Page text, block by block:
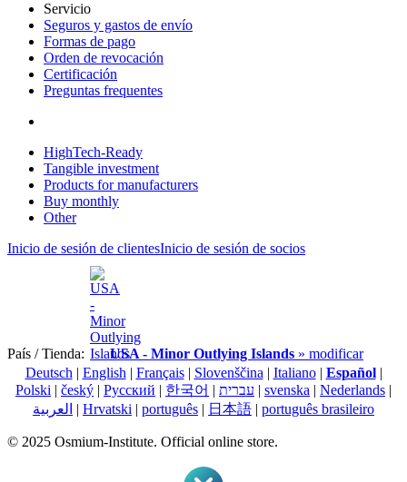
Servicio
Seguros y gastos de envío
Formas de pago
Orden de revocación
Certificación
Preguntas frequentes
HighTech-Ready
Tangible investment
Products for manufacturers
Buy monthly
Other
Inicio de sesión de clientesInicio de sesión de socios
País / Tienda: USA - Minor Outlying Islands » modificar
Deutsch | English | Français| Slovenščina | Italiano| Español|
Polski | český | Pусский | 한국어 | עברית | svenska | Nederlands |
العربية | Hrvatski | português | 日本語 | português brasileiro
© 2025 Osmium-Institute. Official online store.